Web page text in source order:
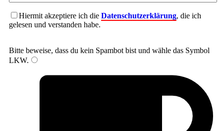
Hiermit akzeptiere ich die Datenschutzerklärung, die ich
gelesen und verstanden habe.
Bitte beweise, dass du kein Spambot bist und wähle das Symbol
LKW.